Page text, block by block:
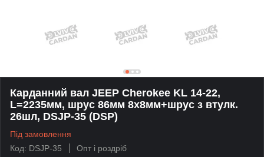
Карданний вал JEEP Cherokee KL 14-22,
L=2235мм, шрус 86мм 8x8мм+шрус з втулк.
26шл, DSJP-35 (DSP)
Під замовлення
Код: DSJP-35
Опт і роздріб